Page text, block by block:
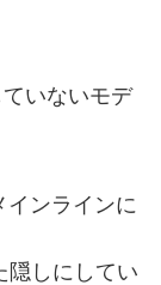
いないモデ
インラインに
隠しにしてい